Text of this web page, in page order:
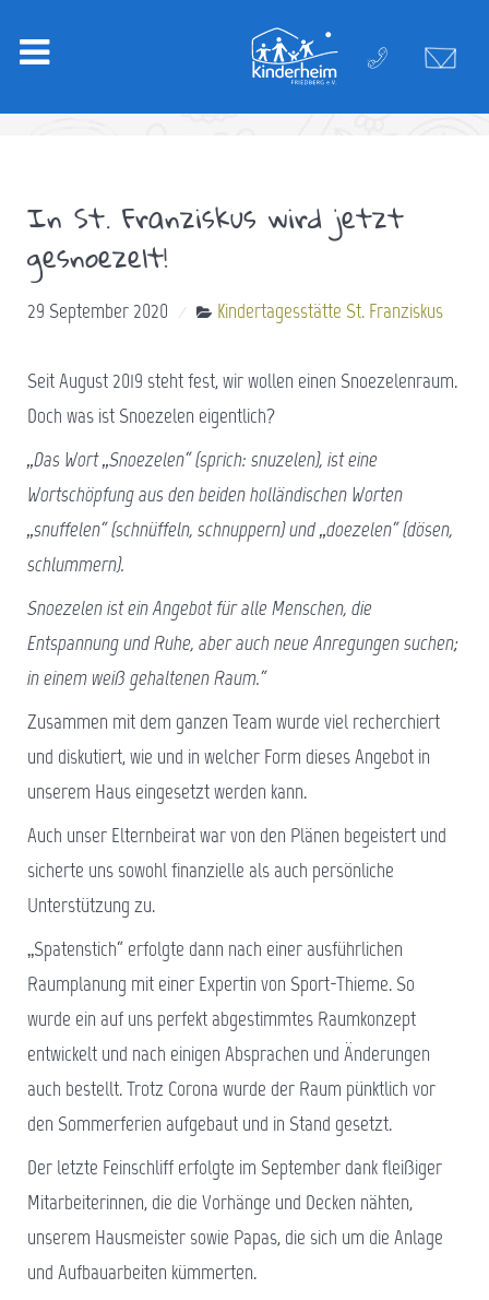
In St. Franziskus wird jetzt
gesnoezelt!
29 September 2020 Kindertagesstätte St. Franziskus
Seit August 2019 steht fest, wir wollen einen Snoezelenraum.
Doch was ist Snoezelen eigentlich?
„Das Wort „Snoezelen“ (sprich: snuzelen), ist eine
Wortschöpfung aus den beiden holländischen Worten
„snuffelen“ (schnüffeln, schnuppern) und „doezelen“ (dösen,
schlummern).
Snoezelen ist ein Angebot für alle Menschen, die
Entspannung und Ruhe, aber auch neue Anregungen suchen;
in einem weiß gehaltenen Raum.“
Zusammen mit dem ganzen Team wurde viel recherchiert
und diskutiert, wie und in welcher Form dieses Angebot in
unserem Haus eingesetzt werden kann.
Auch unser Elternbeirat war von den Plänen begeistert und
sicherte uns sowohl finanzielle als auch persönliche
Unterstützung zu.
„Spatenstich“ erfolgte dann nach einer ausführlichen
Raumplanung mit einer Expertin von Sport-Thieme. So
wurde ein auf uns perfekt abgestimmtes Raumkonzept
entwickelt und nach einigen Absprachen und Änderungen
auch bestellt. Trotz Corona wurde der Raum pünktlich vor
den Sommerferien aufgebaut und in Stand gesetzt.
Der letzte Feinschliff erfolgte im September dank fleißiger
Mitarbeiterinnen, die die Vorhänge und Decken nähten,
unserem Hausmeister sowie Papas, die sich um die Anlage
und Aufbauarbeiten kümmerten.